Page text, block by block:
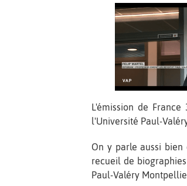
L'émission de
l'Université Paul-
On y parle aussi
recueil de
Paul-Valéry